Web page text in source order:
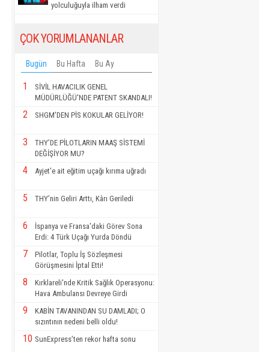
yolculuğuyla ilham verdi
ÇOK YORUMLANANLAR
Bugün Bu Hafta Bu Ay
1
SİVİL HAVACILIK GENEL
MÜDÜRLÜĞÜ'NDE PATENT SKANDALI!
2 SHGM'DEN PİS KOKULAR GELİYOR!
3
THY’DE PİLOTLARIN MAAŞ SİSTEMİ
DEĞİŞİYOR MU?
4 Ayjet'e ait eğitim uçağı kırıma uğradı
5 THY’nin Geliri Arttı, Kârı Geriledi
6
İspanya ve Fransa'daki Görev Sona
Erdi: 4 Türk Uçağı Yurda Döndü
7
Pilotlar, Toplu İş Sözleşmesi
Görüşmesini İptal Etti!
8
Kırklareli'nde Kritik Sağlık Operasyonu:
Hava Ambulansı Devreye Girdi
9
KABİN TAVANINDAN SU DAMLADI; O
sızıntının nedeni belli oldu!
10 SunExpress’ten rekor hafta sonu